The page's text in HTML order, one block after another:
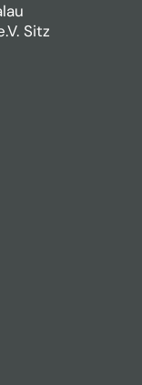
Sitz